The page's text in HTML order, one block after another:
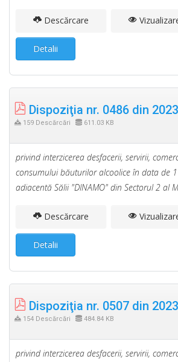
Descărcare
Detalii
Dispoziţia nr. 0486 din 2023
159 Descărcări 611.03 KB
privind interzicerea desfacerii, servirii,
consumului băuturilor alcoolice în data de
adiacentă Sălii "DINAMO" din Sectorul 2 al
Descărcare
Detalii
Dispoziţia nr. 0507 din 2023
154 Descărcări 484.84 KB
privind interzicerea desfacerii, servirii,